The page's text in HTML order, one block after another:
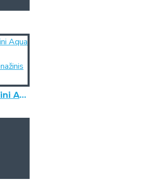
Aspen Pumps Mini Aqua Silent+ Gen 5 kondicionieriaus drenažinis siurbliukas